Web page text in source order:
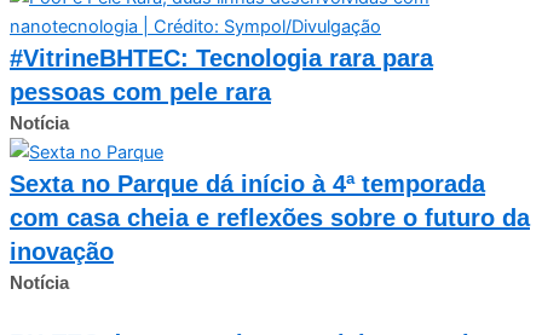
#VitrineBHTEC: Tecnologia rara para
pessoas com pele rara
Notícia
Sexta no Parque dá início à 4ª temporada
com casa cheia e reflexões sobre o futuro da
inovação
Notícia